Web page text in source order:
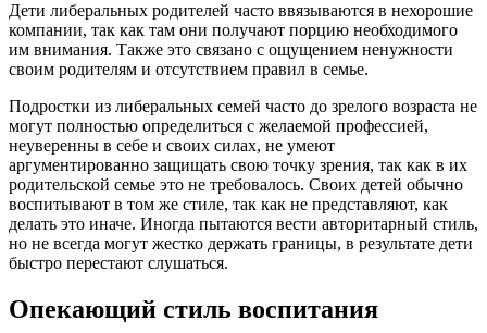
Дети либеральных родителей часто ввязываются в нехорошие
компании, так как там они получают порцию необходимого
им внимания. Также это связано с ощущением ненужности
своим родителям и отсутствием правил в семье.
Подростки из либеральных семей часто до зрелого возраста не
могут полностью определиться с желаемой профессией,
неуверенны в себе и своих силах, не умеют
аргументированно защищать свою точку зрения, так как в их
родительской семье это не требовалось. Своих детей обычно
воспитывают в том же стиле, так как не представляют, как
делать это иначе. Иногда пытаются вести авторитарный стиль,
но не всегда могут жестко держать границы, в результате дети
быстро перестают слушаться.
Опекающий стиль воспитания